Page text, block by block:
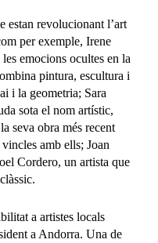
estan revolucionant l’art
per exemple, Irene
emocions ocultes en la
pintura, escultura i
i la geometria; Sara
sota el nom artístic,
seva obra més recent
amb ells; Joan
Cordero, un artista que
a artistes locals
a Andorra. Una de